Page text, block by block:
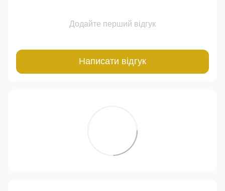
Додайте перший відгук
Написати відгук